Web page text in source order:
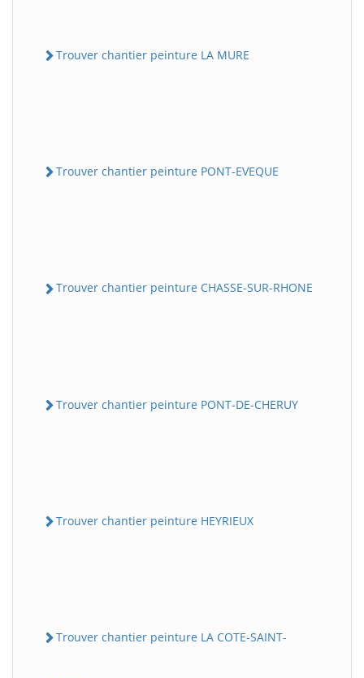
Trouver chantier peinture LA MURE
Trouver chantier peinture PONT-EVEQUE
Trouver chantier peinture CHASSE-SUR-RHONE
Trouver chantier peinture PONT-DE-CHERUY
Trouver chantier peinture HEYRIEUX
Trouver chantier peinture LA COTE-SAINT-